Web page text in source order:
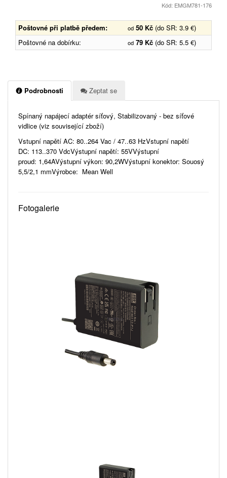
Kód: EMGM781-176
Poštovné při platbě předem: od 50 Kč (do SR: 3.9 €)
Poštovné na dobírku:
od 79 Kč (do SR: 5.5 €)
Podrobnosti Zeptat se
Spínaný napájecí adaptér síťový, Stabilizovaný - bez síťové
vidlice (viz související zboží)
Vstupní napětí AC: 80..264 Vac / 47..63 HzVstupní napětí
DC: 113..370 VdcVýstupní napětí: 55VVýstupní
proud: 1,64AVýstupní výkon: 90,2WVýstupní konektor: Souosý
5,5/2,1 mmVýrobce: Mean Well
Fotogalerie